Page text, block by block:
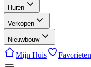
Huren
Verkopen
Nieuwbouw
Mijn Huis Favorieten